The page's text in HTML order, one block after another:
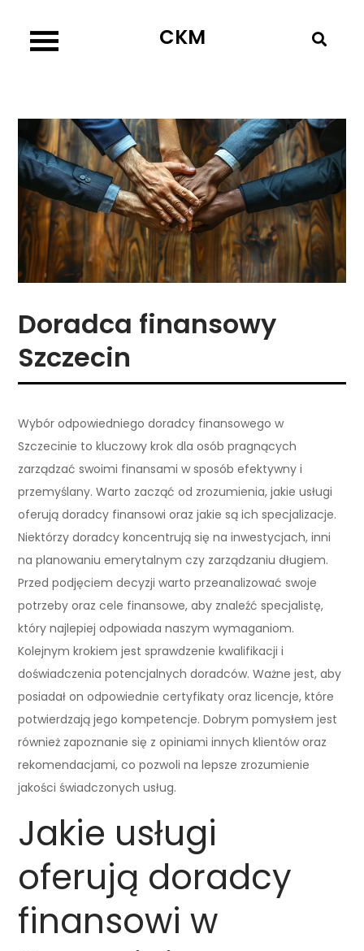
content
CKM
Doradca finansowy
Szczecin
Wybór odpowiedniego doradcy finansowego w
Szczecinie to kluczowy krok dla osób pragnących
zarządzać swoimi finansami w sposób efektywny i
przemyślany. Warto zacząć od zrozumienia, jakie usługi
oferują doradcy finansowi oraz jakie są ich specjalizacje.
Niektórzy doradcy koncentrują się na inwestycjach, inni
na planowaniu emerytalnym czy zarządzaniu długiem.
Przed podjęciem decyzji warto przeanalizować swoje
potrzeby oraz cele finansowe, aby znaleźć specjalistę,
który najlepiej odpowiada naszym wymaganiom.
Kolejnym krokiem jest sprawdzenie kwalifikacji i
doświadczenia potencjalnych doradców. Ważne jest, aby
posiadał on odpowiednie certyfikaty oraz licencje, które
potwierdzają jego kompetencje. Dobrym pomysłem jest
również zapoznanie się z opiniami innych klientów oraz
rekomendacjami, co pozwoli na lepsze zrozumienie
jakości świadczonych usług.
Jakie usługi
oferują doradcy
finansowi w